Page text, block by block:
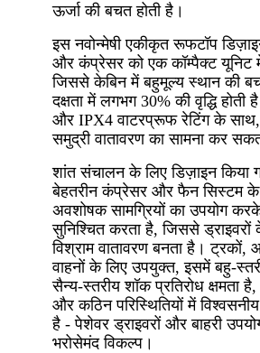
ऊर्जा की बचत होती है।
इस नवोन्मेषी एकीकृत रूफटॉप
और कंप्रेसर को एक कॉम्पैक्ट यूनिट
जिससे केबिन में बहुमूल्य स्थान की
दक्षता में लगभग 30% की वृद्धि
और IPX4 वाटरप्रूफ रेटिंग के
समुद्री वातावरण का सामना कर
शांत संचालन के लिए डिज़ाइन किया
बेहतरीन कंप्रेसर और फैन सिस्टम के
अवशोषक सामग्रियों का उपयोग
सुनिश्चित करता है, जिससे
विश्राम वातावरण बनता है। ट्रकों,
वाहनों के लिए उपयुक्त, इसमें बहु-
सैन्य-स्तरीय शॉक प्रतिरोध क्षमता
और कठिन परिस्थितियों में
है - पेशेवर ड्राइवरों और बाहरी
भरोसेमंद विकल्प।